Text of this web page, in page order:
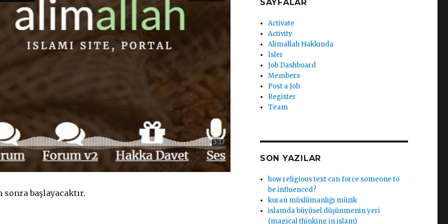
sonra başlayacaktır.
SAYFALAR
Activate
Activity
Alimallah Hakkında
İsler
Job Dashboard
Members
Post a Job
Register
Team
SON YAZILAR
how religious text can force someone to
be influenced?
kuran müslümanlığı müzik
islamda büyüsel düşünmenin yeri
(magical thinking in islam)